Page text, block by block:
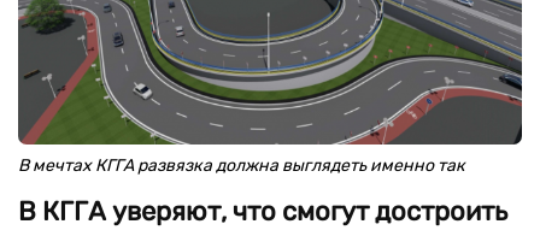
В мечтах КГГА развязка должна выглядеть именно так
В КГГА уверяют, что смогут достроить